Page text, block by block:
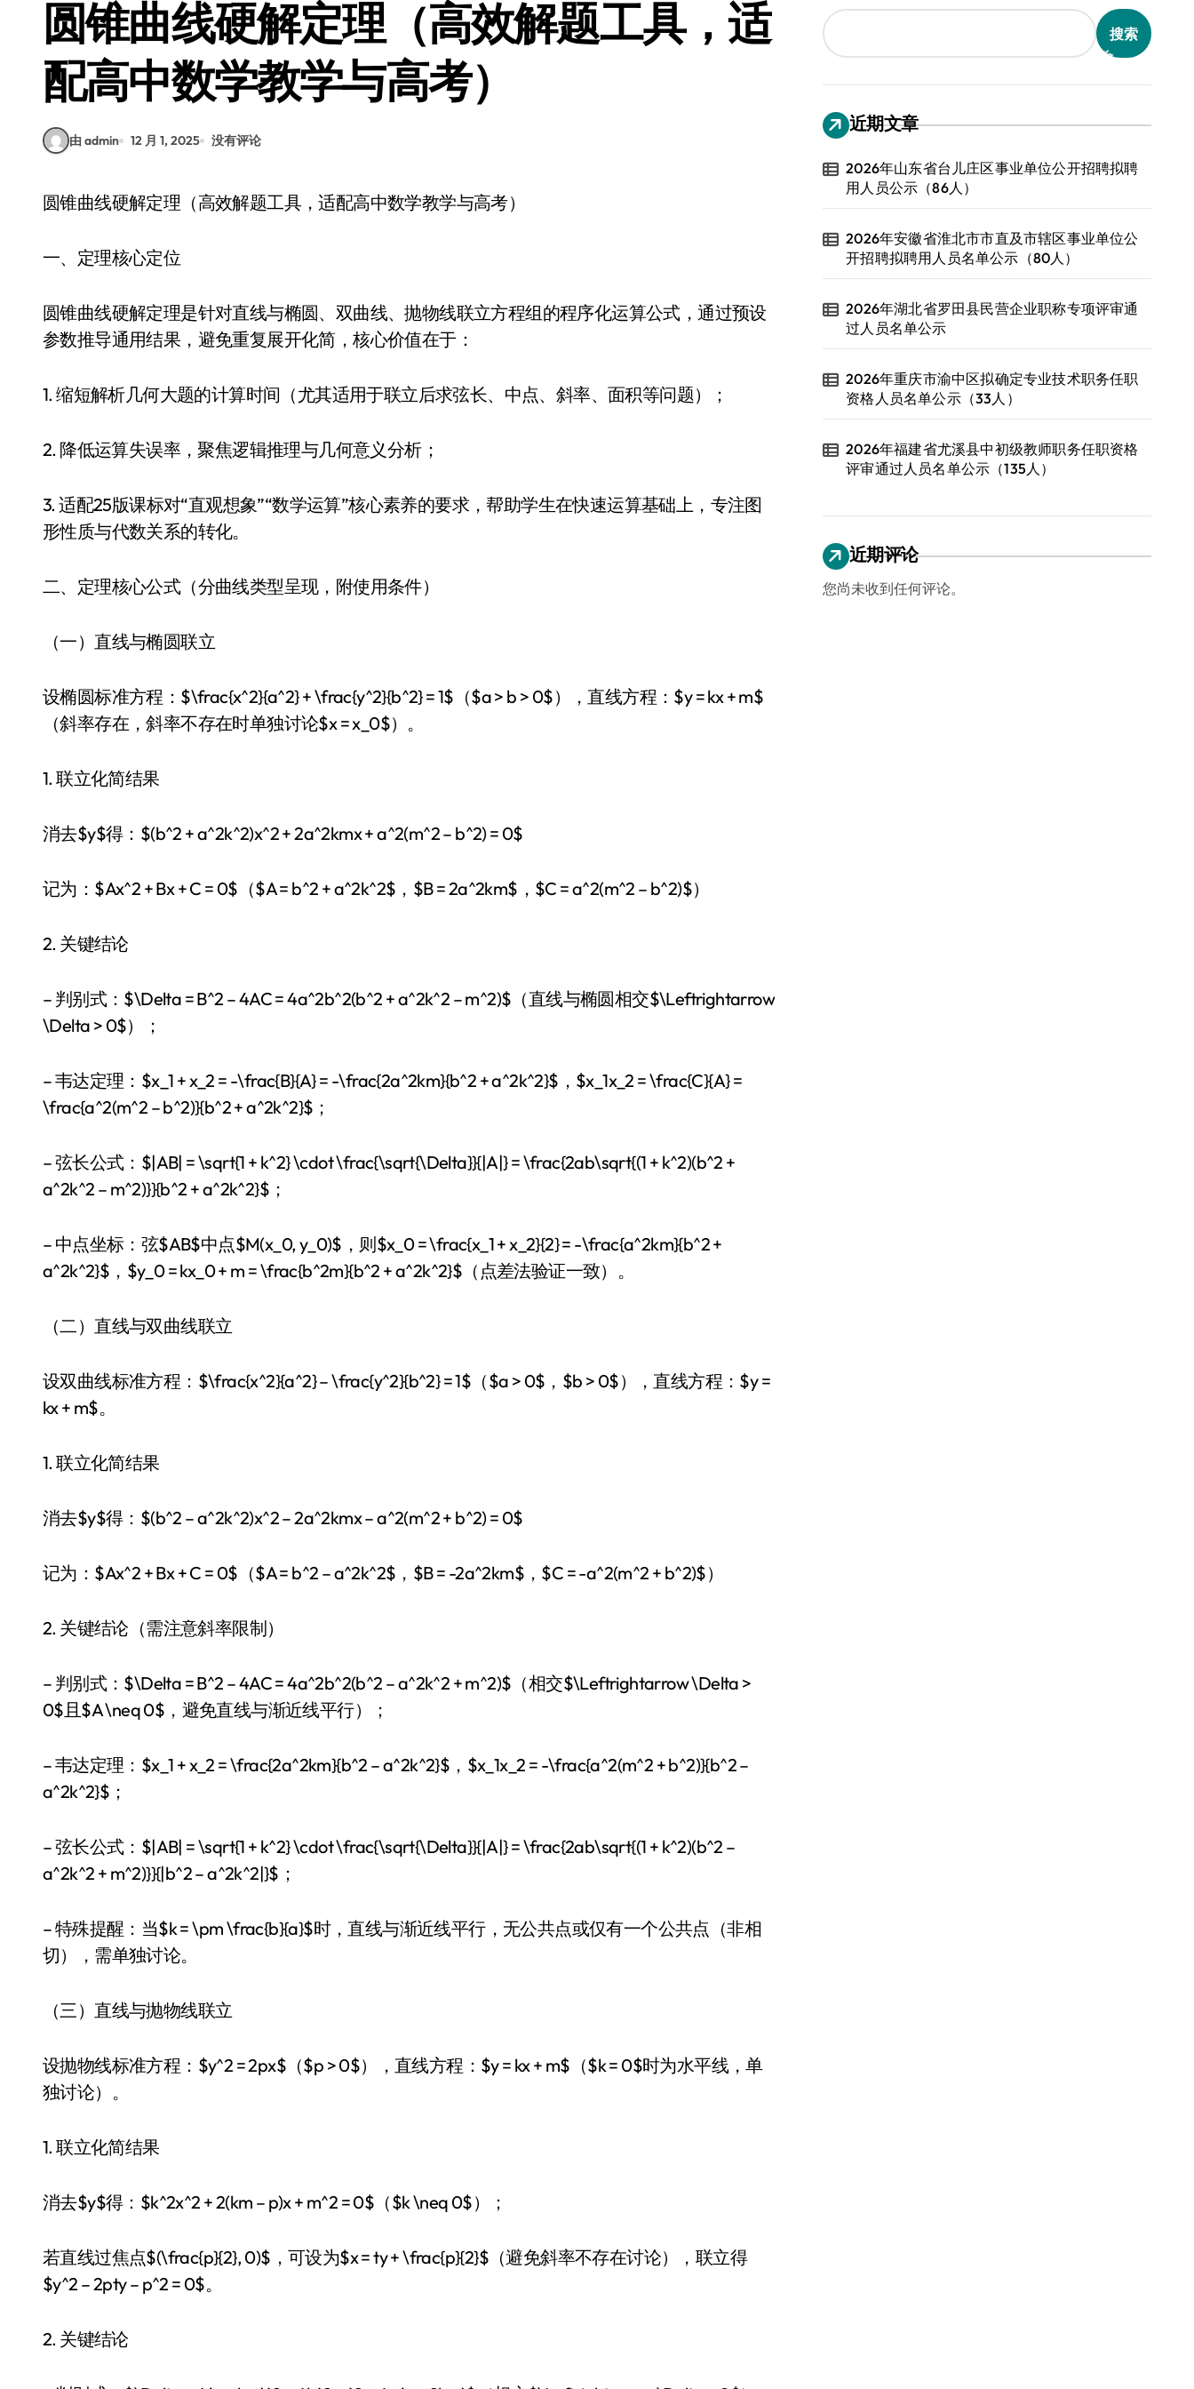
圆锥曲线硬解定理（高效解题工具，适
配高中数学教学与高考）
由 admin 12 月 1, 2025 没有评论
圆锥曲线硬解定理（高效解题工具，适配高中数学教学与高考）
一、定理核心定位
圆锥曲线硬解定理是针对直线与椭圆、双曲线、抛物线联立方程组的程序化运算公式，通过预设
参数推导通用结果，避免重复展开化简，核心价值在于：
1. 缩短解析几何大题的计算时间（尤其适用于联立后求弦长、中点、斜率、面积等问题）；
2. 降低运算失误率，聚焦逻辑推理与几何意义分析；
3. 适配25版课标对“直观想象”“数学运算”核心素养的要求，帮助学生在快速运算基础上，专注图
形性质与代数关系的转化。
二、定理核心公式（分曲线类型呈现，附使用条件）
（一）直线与椭圆联立
设椭圆标准方程：$\frac{x^2}{a^2} + \frac{y^2}{b^2} = 1$（$a > b > 0$），直线方程：$y = kx + m$
（斜率存在，斜率不存在时单独讨论$x = x_0$）。
1. 联立化简结果
消去$y$得：$(b^2 + a^2k^2)x^2 + 2a^2kmx + a^2(m^2 – b^2) = 0$
记为：$Ax^2 + Bx + C = 0$（$A = b^2 + a^2k^2$，$B = 2a^2km$，$C = a^2(m^2 – b^2)$）
2. 关键结论
– 判别式：$\Delta = B^2 – 4AC = 4a^2b^2(b^2 + a^2k^2 – m^2)$（直线与椭圆相交$\Leftrightarrow
\Delta > 0$）；
– 韦达定理：$x_1 + x_2 = -\frac{B}{A} = -\frac{2a^2km}{b^2 + a^2k^2}$，$x_1x_2 = \frac{C}{A} =
\frac{a^2(m^2 – b^2)}{b^2 + a^2k^2}$；
– 弦长公式：$|AB| = \sqrt{1 + k^2} \cdot \frac{\sqrt{\Delta}}{|A|} = \frac{2ab\sqrt{(1 + k^2)(b^2 +
a^2k^2 – m^2)}}{b^2 + a^2k^2}$；
– 中点坐标：弦$AB$中点$M(x_0, y_0)$，则$x_0 = \frac{x_1 + x_2}{2} = -\frac{a^2km}{b^2 +
a^2k^2}$，$y_0 = kx_0 + m = \frac{b^2m}{b^2 + a^2k^2}$（点差法验证一致）。
（二）直线与双曲线联立
设双曲线标准方程：$\frac{x^2}{a^2} – \frac{y^2}{b^2} = 1$（$a > 0$，$b > 0$），直线方程：$y =
kx + m$。
1. 联立化简结果
消去$y$得：$(b^2 – a^2k^2)x^2 – 2a^2kmx – a^2(m^2 + b^2) = 0$
记为：$Ax^2 + Bx + C = 0$（$A = b^2 – a^2k^2$，$B = -2a^2km$，$C = -a^2(m^2 + b^2)$）
2. 关键结论（需注意斜率限制）
– 判别式：$\Delta = B^2 – 4AC = 4a^2b^2(b^2 – a^2k^2 + m^2)$（相交$\Leftrightarrow \Delta >
0$且$A \neq 0$，避免直线与渐近线平行）；
– 韦达定理：$x_1 + x_2 = \frac{2a^2km}{b^2 – a^2k^2}$，$x_1x_2 = -\frac{a^2(m^2 + b^2)}{b^2 –
a^2k^2}$；
– 弦长公式：$|AB| = \sqrt{1 + k^2} \cdot \frac{\sqrt{\Delta}}{|A|} = \frac{2ab\sqrt{(1 + k^2)(b^2 –
a^2k^2 + m^2)}}{|b^2 – a^2k^2|}$；
– 特殊提醒：当$k = \pm \frac{b}{a}$时，直线与渐近线平行，无公共点或仅有一个公共点（非相
切），需单独讨论。
（三）直线与抛物线联立
设抛物线标准方程：$y^2 = 2px$（$p > 0$），直线方程：$y = kx + m$（$k = 0$时为水平线，单
独讨论）。
1. 联立化简结果
消去$y$得：$k^2x^2 + 2(km – p)x + m^2 = 0$（$k \neq 0$）；
若直线过焦点$(\frac{p}{2}, 0)$，可设为$x = ty + \frac{p}{2}$（避免斜率不存在讨论），联立得
$y^2 – 2pty – p^2 = 0$。
2. 关键结论
搜索
近期文章
2026年山东省台儿庄区事业单位公开招聘拟聘
用人员公示（86人）
2026年安徽省淮北市市直及市辖区事业单位公
开招聘拟聘用人员名单公示（80人）
2026年湖北省罗田县民营企业职称专项评审通
过人员名单公示
2026年重庆市渝中区拟确定专业技术职务任职
资格人员名单公示（33人）
2026年福建省尤溪县中初级教师职务任职资格
评审通过人员名单公示（135人）
近期评论
您尚未收到任何评论。